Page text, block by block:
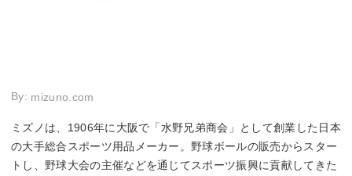
By: mizuno.com
ミズノは、1906年に大阪で「水野兄弟商会」として創業した日本
の大手総合スポーツ用品メーカー。野球ボールの販売からスター
トし、野球大会の主催などを通じてスポーツ振興に貢献してきた